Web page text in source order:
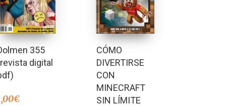
355
digital
€
CÓMO
DIVERTIRSE
CON
MINECRAFT
SIN LÍMITE